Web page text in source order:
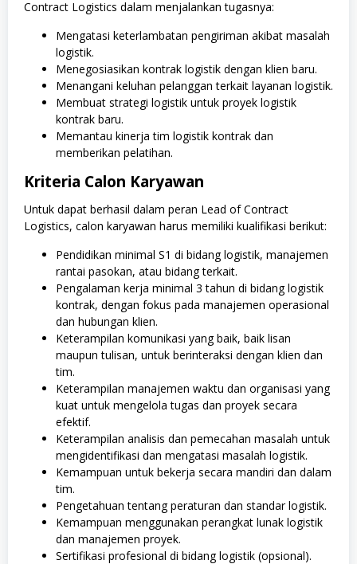
Contract Logistics dalam menjalankan tugasnya:
Mengatasi keterlambatan pengiriman akibat masalah
logistik.
Menegosiasikan kontrak logistik dengan klien baru.
Menangani keluhan pelanggan terkait layanan logistik.
Membuat strategi logistik untuk proyek logistik
kontrak baru.
Memantau kinerja tim logistik kontrak dan
memberikan pelatihan.
Kriteria Calon Karyawan
Untuk dapat berhasil dalam peran Lead of Contract
Logistics, calon karyawan harus memiliki kualifikasi berikut:
Pendidikan minimal S1 di bidang logistik, manajemen
rantai pasokan, atau bidang terkait.
Pengalaman kerja minimal 3 tahun di bidang logistik
kontrak, dengan fokus pada manajemen operasional
dan hubungan klien.
Keterampilan komunikasi yang baik, baik lisan
maupun tulisan, untuk berinteraksi dengan klien dan
tim.
Keterampilan manajemen waktu dan organisasi yang
kuat untuk mengelola tugas dan proyek secara
efektif.
Keterampilan analisis dan pemecahan masalah untuk
mengidentifikasi dan mengatasi masalah logistik.
Kemampuan untuk bekerja secara mandiri dan dalam
tim.
Pengetahuan tentang peraturan dan standar logistik.
Kemampuan menggunakan perangkat lunak logistik
dan manajemen proyek.
Sertifikasi profesional di bidang logistik (opsional).